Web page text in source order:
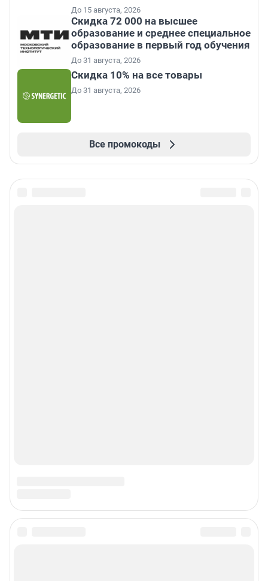
До 15 августа, 2026
Скидка 72 000 на высшее
образование и среднее специальное
образование в первый год обучения
До 31 августа, 2026
Скидка 10% на все товары
До 31 августа, 2026
Все промокоды